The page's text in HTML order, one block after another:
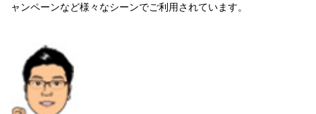
ャンペーンなど様々なシーンでご利用されています。